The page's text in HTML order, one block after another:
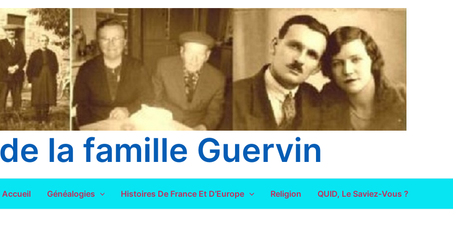
la famille Guervin
Accueil Généalogies Histoires De France Et D’Europe Religion QUID, Le Saviez-Vous ?